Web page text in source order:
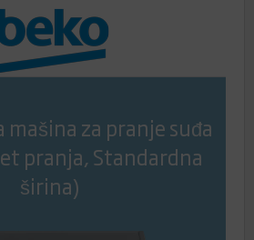
mašina za pranje suđa
pranja, Standardna
širina)